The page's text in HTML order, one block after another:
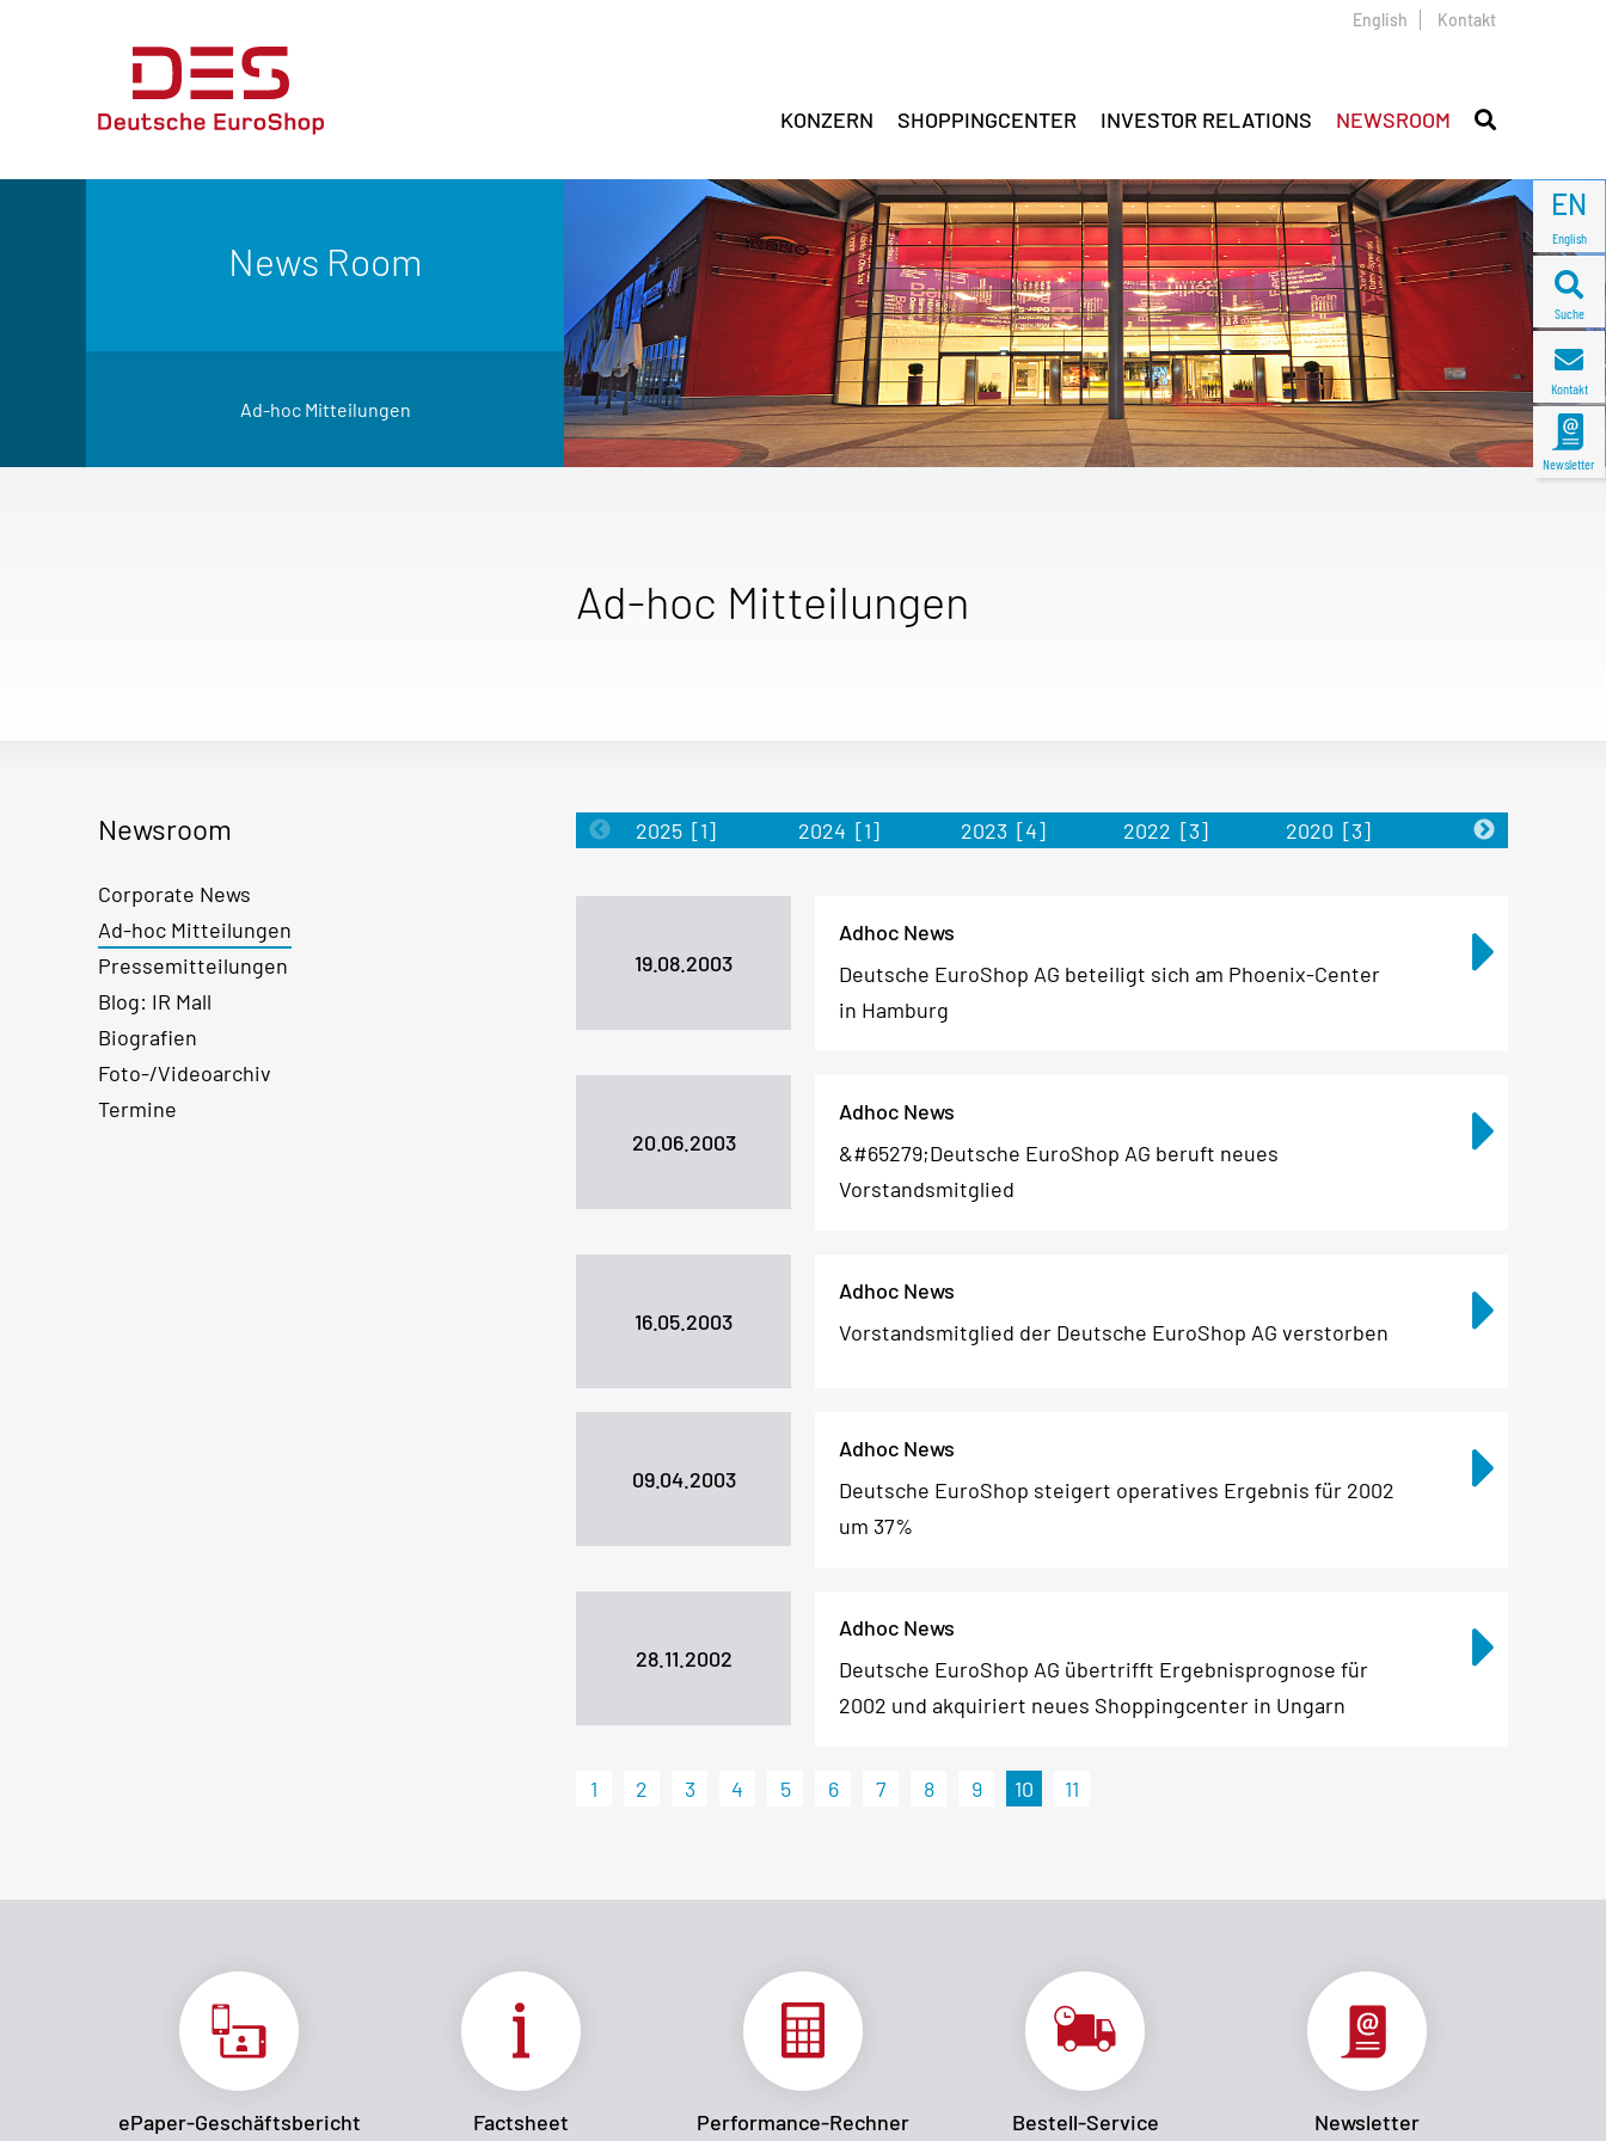
EN
English
Suche
Kontakt
Newsletter
English Kontakt
KONZERN SHOPPINGCENTER INVESTOR RELATIONS NEWSROOM
News Room
Ad-hoc Mitteilungen
Ad-hoc Mitteilungen
Newsroom
Corporate News
Ad-hoc Mitteilungen
Pressemitteilungen
Blog: IR Mall
Biografien
Foto-/Videoarchiv
Termine
2025 [1] 2024 [1] 2023 [4] 2022 [3] 2020 [3] 2019
19.08.2003
Adhoc News
Deutsche EuroShop AG beteiligt sich am Phoenix-Center
in Hamburg
20.06.2003
Adhoc News
&#65279;Deutsche EuroShop AG beruft neues
Vorstandsmitglied
16.05.2003
Adhoc News
Vorstandsmitglied der Deutsche EuroShop AG verstorben
09.04.2003
Adhoc News
Deutsche EuroShop steigert operatives Ergebnis für 2002
um 37%
28.11.2002
Adhoc News
Deutsche EuroShop AG übertrifft Ergebnisprognose für
2002 und akquiriert neues Shoppingcenter in Ungarn
1 2 3 4 5 6 7 8 9 10 11
ePaper-Geschäftsbericht Factsheet Performance-Rechner Bestell-Service Newsletter